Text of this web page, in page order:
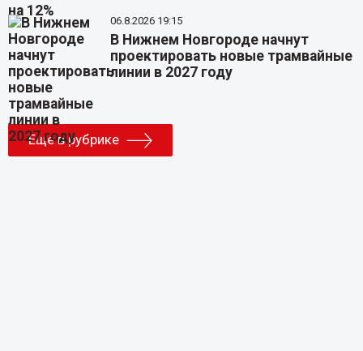
06.8.2026 19:15
В Нижнем Новгороде начнут
проектировать новые трамвайные
линии в 2027 году
Еще в рубрике